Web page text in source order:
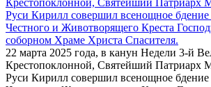
Руси Кирилл совершил всенощное
Честного и Животворящего Креста
соборном Храме Христа Спасителя.
22 марта 2025 года, в канун Недели 3-й
Крестопоклонной, Святейший Патриарх
Руси Кирилл совершил всенощное